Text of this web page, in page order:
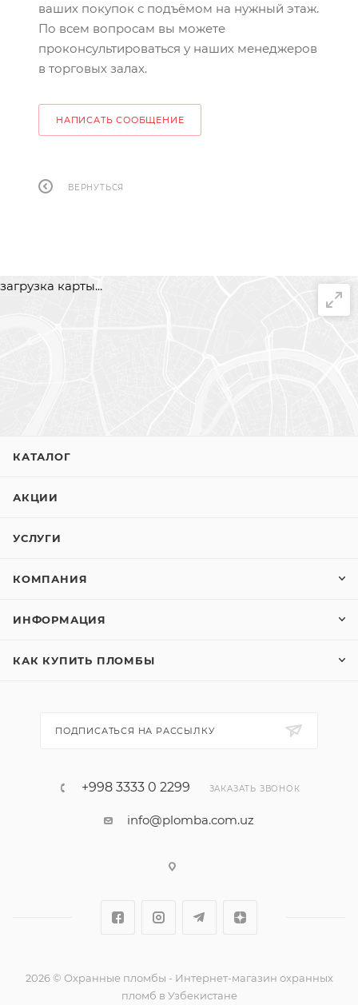
ваших покупок с подъёмом на нужный этаж.
По всем вопросам вы можете
проконсультироваться у наших менеджеров
в торговых залах.
НАПИСАТЬ СООБЩЕНИЕ
ВЕРНУТЬСЯ
загрузка карты...
КАТАЛОГ
АКЦИИ
УСЛУГИ
КОМПАНИЯ
ИНФОРМАЦИЯ
КАК КУПИТЬ ПЛОМБЫ
ПОДПИСАТЬСЯ НА РАССЫЛКУ
+998 3333 0 2299 ЗАКАЗАТЬ ЗВОНОК
info@plomba.com.uz
2026 © Охранные пломбы - Интернет-магазин охранных
пломб в Узбекистане